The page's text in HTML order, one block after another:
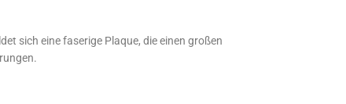
sich eine faserige Plaque, die einen großen